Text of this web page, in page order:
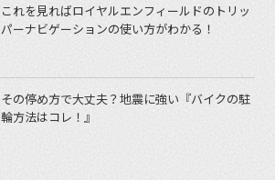
これを見ればロイヤルエンフィールドのトリッ
パーナビゲーションの使い方がわかる！
その停め方で大丈夫？地震に強い『バイクの駐
輪方法はコレ！』